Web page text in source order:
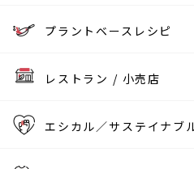
プラントベースレシピ
レストラン / 小売店
エシカル／サステイナブ